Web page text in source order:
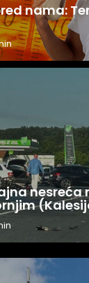
nama:
nesreća